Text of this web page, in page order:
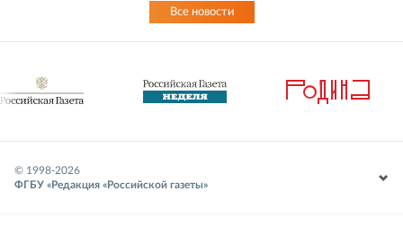
Все новости
© 1998-2026
ФГБУ «Редакция «Российской газеты»